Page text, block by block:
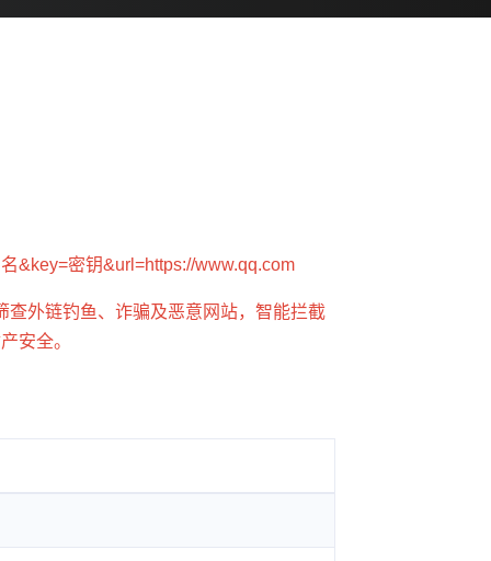
&key=密钥&url=https://www.qq.com
查外链钓鱼、诈骗及恶意网站，智能拦截
安全。